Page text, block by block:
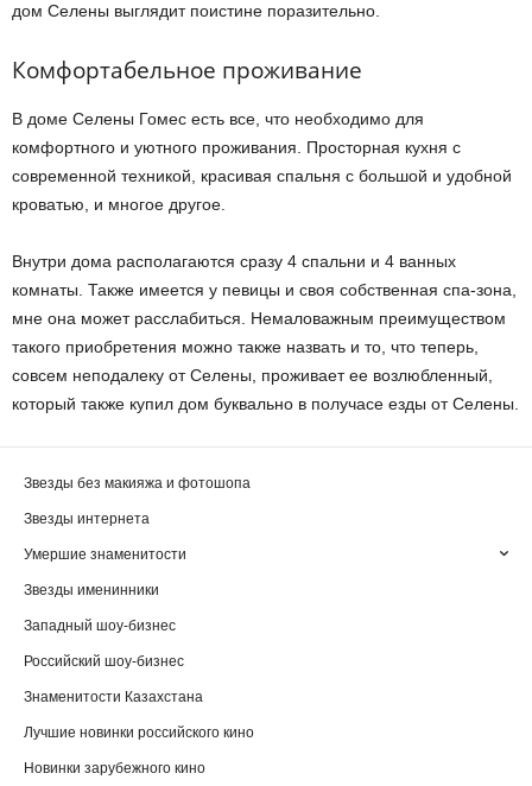
дом Селены выглядит поистине поразительно.
Комфортабельное проживание
В доме Селены Гомес есть все, что необходимо для
комфортного и уютного проживания. Просторная кухня с
современной техникой, красивая спальня с большой и удобной
кроватью, и многое другое.
Внутри дома располагаются сразу 4 спальни и 4 ванных
комнаты. Также имеется у певицы и своя собственная спа-зона,
мне она может расслабиться. Немаловажным преимуществом
такого приобретения можно также назвать и то, что теперь,
совсем неподалеку от Селены, проживает ее возлюбленный,
который также купил дом буквально в получасе езды от Селены.
Звезды без макияжа и фотошопа
Звезды интернета
Умершие знаменитости
Звезды именинники
Западный шоу-бизнес
Российский шоу-бизнес
Знаменитости Казахстана
Лучшие новинки российского кино
Новинки зарубежного кино